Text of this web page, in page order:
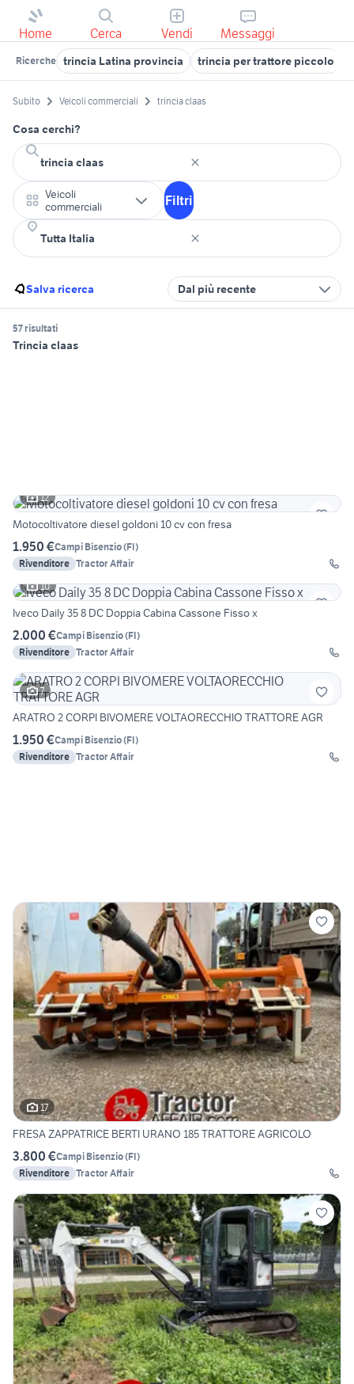
Home Cerca Vendi Messaggi
Ricerche trincia Latina provincia trincia per trattore piccolo
Subito Veicoli commerciali trincia claas
Cosa cerchi?
Veicoli
commerciali
Filtri
Salva ricerca Dal più recente
57 risultati
Trincia claas
12
Motocoltivatore diesel goldoni 10 cv con fresa
1.950 €Campi Bisenzio(FI)
Rivenditore Tractor Affair
10
Iveco Daily 35 8 DC Doppia Cabina Cassone Fisso x
2.000 €Campi Bisenzio(FI)
Rivenditore Tractor Affair
7
ARATRO 2 CORPI BIVOMERE VOLTAORECCHIO TRATTORE AGR
1.950 €Campi Bisenzio(FI)
Rivenditore Tractor Affair
17
FRESA ZAPPATRICE BERTI URANO 185 TRATTORE AGRICOLO
3.800 €Campi Bisenzio(FI)
Rivenditore Tractor Affair